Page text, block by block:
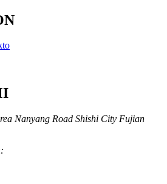
Nanyang Road Shishi City Fujian